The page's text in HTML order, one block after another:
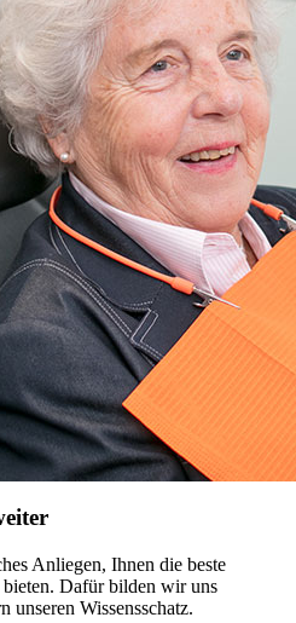
Anliegen, Ihnen die beste
Dafür bilden wir uns
unseren Wissensschatz.